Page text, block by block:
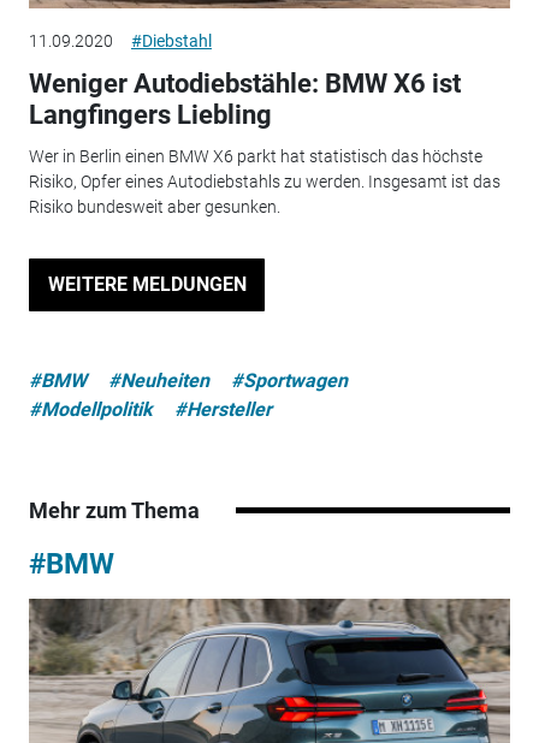
11.09.2020 #Diebstahl
Weniger Autodiebstähle: BMW X6 ist
Langfingers Liebling
Wer in Berlin einen BMW X6 parkt hat statistisch das höchste
Risiko, Opfer eines Autodiebstahls zu werden. Insgesamt ist das
Risiko bundesweit aber gesunken.
WEITERE MELDUNGEN
#BMW #Neuheiten
#Sportwagen
#Modellpolitik
#Hersteller
Mehr zum Thema
#BMW